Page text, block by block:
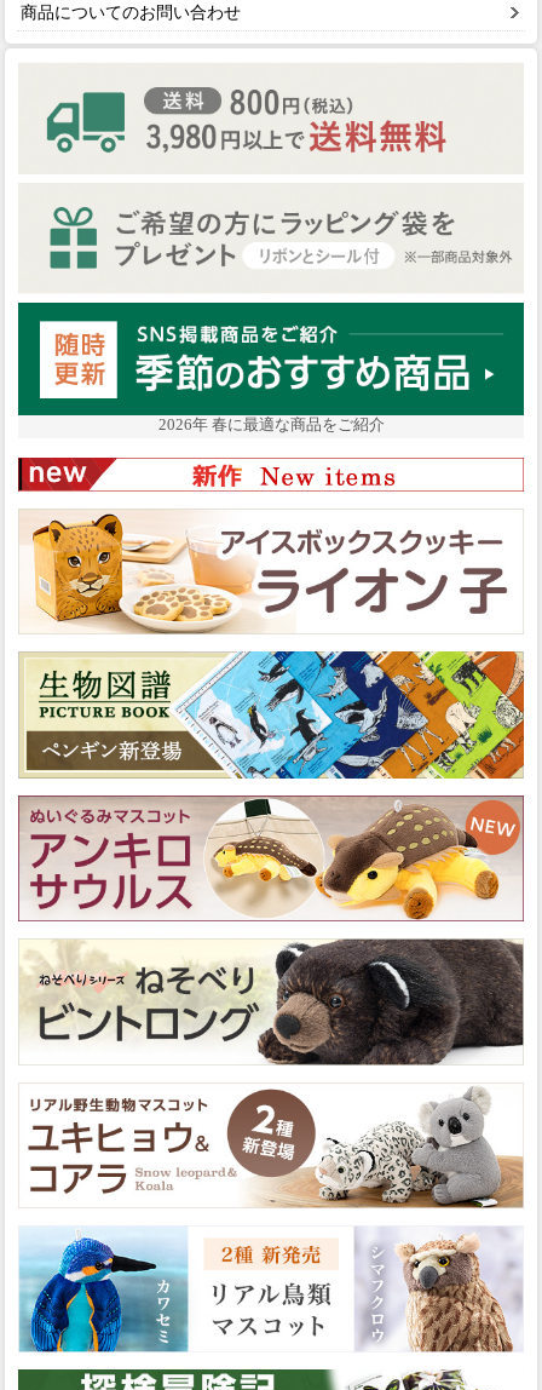
商品についてのお問い合わせ